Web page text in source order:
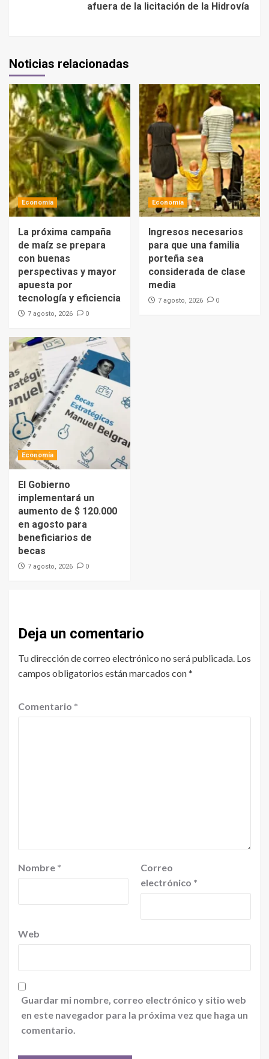
afuera de la licitación de la Hidrovía
Noticias relacionadas
Economía
La próxima campaña
de maíz se prepara
con buenas
perspectivas y mayor
apuesta por
tecnología y eficiencia
7 agosto, 2026 0
Economía
Ingresos necesarios
para que una familia
porteña sea
considerada de clase
media
7 agosto, 2026 0
Economía
El Gobierno
implementará un
aumento de $ 120.000
en agosto para
beneficiarios de
becas
7 agosto, 2026 0
Deja un comentario
Tu dirección de correo electrónico no será publicada. Los
campos obligatorios están marcados con*
Comentario *
Nombre *
Correo
electrónico *
Web
Guardar mi nombre, correo electrónico y sitio web
en este navegador para la próxima vez que haga un
comentario.